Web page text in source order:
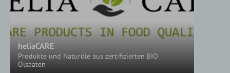
heliaCARE
Produkte und Naturöle aus zertifizierten BIO
Ölsaaten